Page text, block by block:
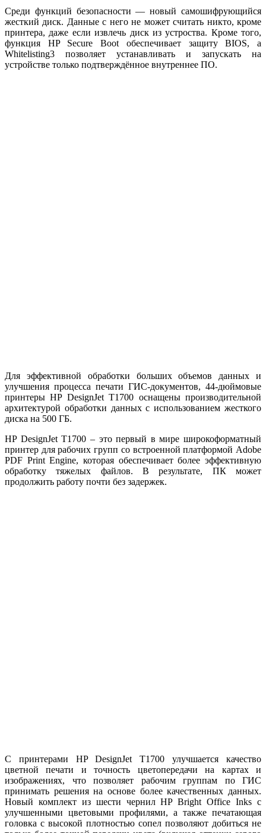
Среди функций безопасности — новый самошифрующийся
жесткий диск. Данные с него не может считать никто, кроме
принтера, даже если извлечь диск из устроства. Кроме того,
функция HP Secure Boot обеспечивает защиту BIOS, а
Whitelisting3 позволяет устанавливать и запускать на
устройстве только подтверждённое внутреннее ПО.
Для эффективной обработки больших объемов данных и
улучшения процесса печати ГИС-документов, 44-дюймовые
принтеры HP DesignJet T1700 оснащены производительной
архитектурой обработки данных с использованием жесткого
диска на 500 ГБ.
HP DesignJet T1700 – это первый в мире широкоформатный
принтер для рабочих групп со встроенной платформой Adobe
PDF Print Engine, которая обеспечивает более эффективную
обработку тяжелых файлов. В результате, ПК может
продолжить работу почти без задержек.
С принтерами HP DesignJet T1700 улучшается качество
цветной печати и точность цветопередачи на картах и
изображениях, что позволяет рабочим группам по ГИС
принимать решения на основе более качественных данных.
Новый комплект из шести чернил HP Bright Office Inks с
улучшенными цветовыми профилями, а также печатающая
головка с высокой плотностью сопел позволяют добиться не